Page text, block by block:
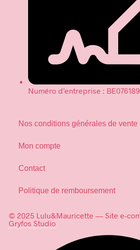
Numéro d’entreprise :
Nos conditions générales de vente
Mon compte
Contact
Politique de remboursement
© 2025 Lulu&Mauricette — Site e-
Gryfos Studio